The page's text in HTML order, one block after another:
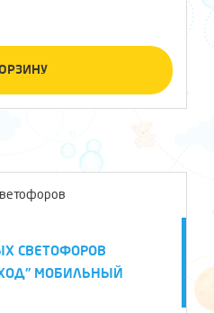
СВЕТОФОРОВ
МОБИЛЬНЫЙ